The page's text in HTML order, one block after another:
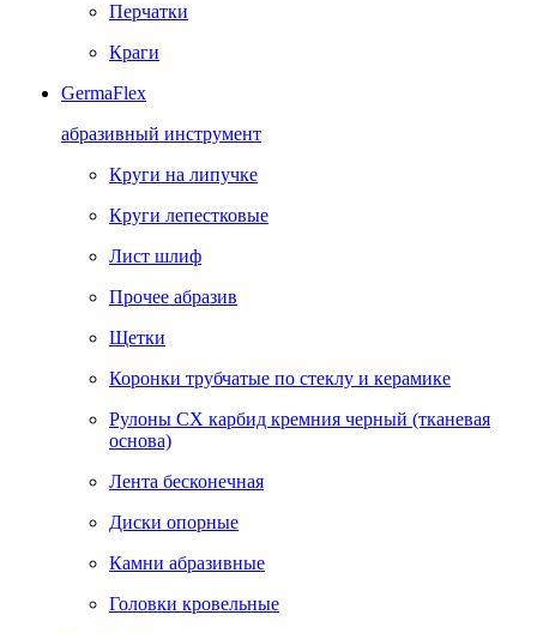
Перчатки
Краги
GermaFlex
абразивный инструмент
Круги на липучке
Круги лепестковые
Лист шлиф
Прочее абразив
Щетки
Коронки трубчатые по стеклу и керамике
Рулоны CX карбид кремния черный (тканевая
основа)
Лента бесконечная
Диски опорные
Камни абразивные
Головки кровельные